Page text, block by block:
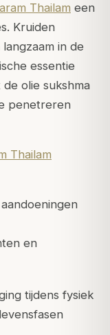
Thailam een
Kruiden
in de
essentie
de olie sukshma
penetreren
Thailam
en
tijdens fysiek